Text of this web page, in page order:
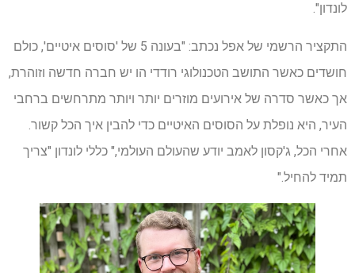
לונדון".
התקציר הרשמי של אפל נכתב: "בעונה 5 של 'סוסים איטיים', כולם
חושדים כאשר התושב הטכנולוגי רודדי הו יש חברה חדשה וזוהרת,
אך כאשר סדרה של אירועים מוזרים יותר ויותר מתרחשים ברחבי
העיר, היא נופלת על הסוסים האיטיים כדי להבין איך הכל קשור.
אחרי הכל, ג'קסון לאמב יודע שהעולם העולמי," כללי לונדון "צריך
תמיד להחיל."